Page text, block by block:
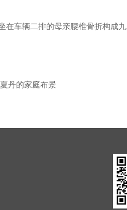
车辆二排的母亲腰椎骨折构成九
丹的家庭布景